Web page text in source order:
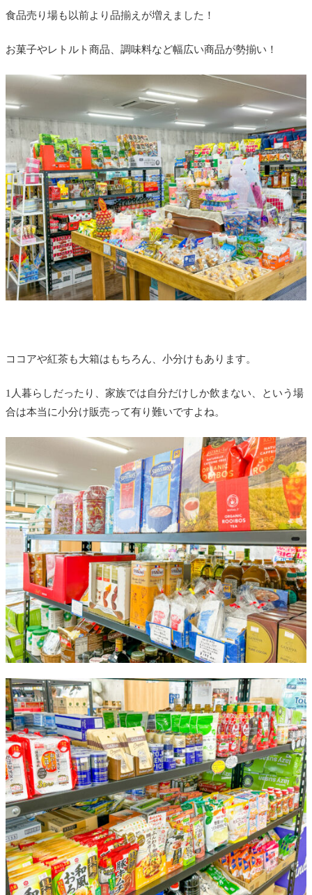
食品売り場も以前より品揃えが増えました！
お菓子やレトルト商品、調味料など幅広い商品が勢揃い！
ココアや紅茶も大箱はもちろん、小分けもあります。
1人暮らしだったり、家族では自分だけしか飲まない、という場
合は本当に小分け販売って有り難いですよね。